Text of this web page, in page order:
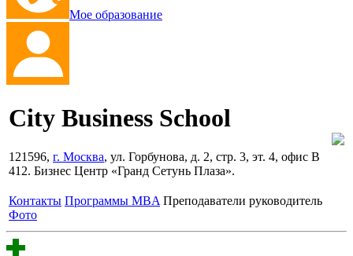
Мое образование
City Business School
121596, г. Москва, ул. Горбунова, д. 2, стр. 3, эт. 4, офис В
412. Бизнес Центр «Гранд Сетунь Плаза».
Контакты Программы MBA Преподаватели руководитель
Фото